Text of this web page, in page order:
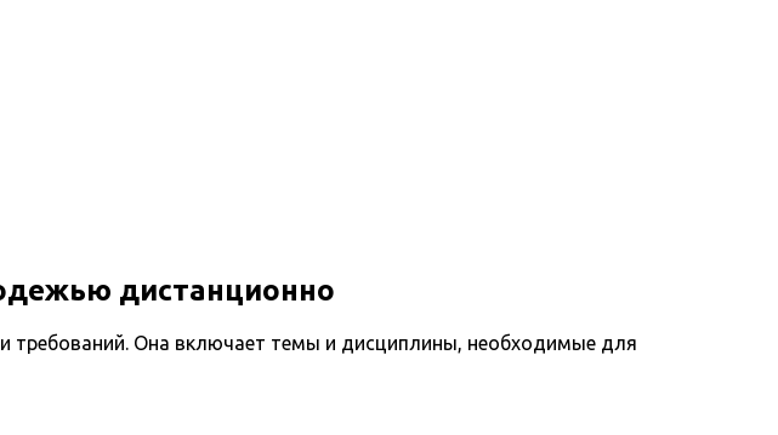
дистанционно
требований. Она включает темы и дисциплины, необходимые для